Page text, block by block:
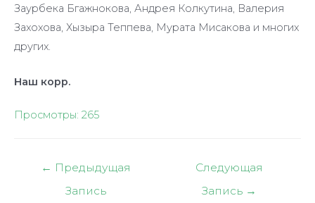
Заурбека Бгажнокова, Андрея Колкутина, Валерия
Захохова, Хызыра Теппева, Мурата Мисакова и многих
других.
Наш корр.
Просмотры: 265
Навигация
← Предыдущая
Запись
Следующая
Запись →